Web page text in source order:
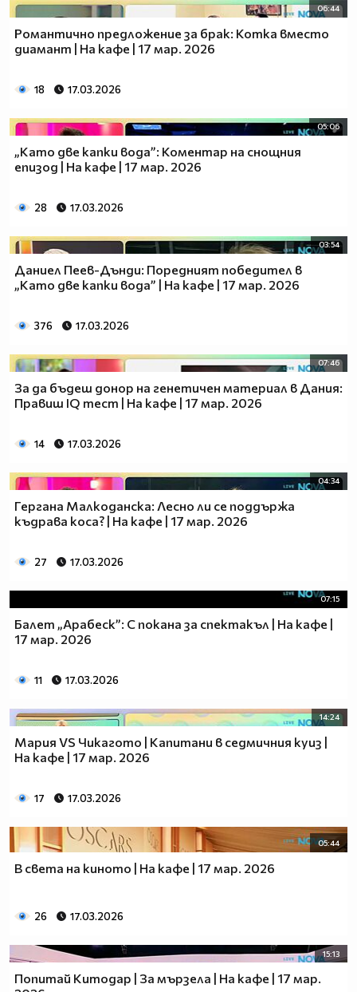
06:44
Романтично предложение за брак: Котка вместо
диамант | На кафе | 17 мар. 2026
18 17.03.2026
05:06
„Като две капки вода”: Коментар на снощния
епизод | На кафе | 17 мар. 2026
28 17.03.2026
03:54
Даниел Пеев-Дънди: Поредният победител в
„Като две капки вода” | На кафе | 17 мар. 2026
376 17.03.2026
07:46
За да бъдеш донор на генетичен материал в Дания:
Правиш IQ тест | На кафе | 17 мар. 2026
14 17.03.2026
04:34
Гергана Малкоданска: Лесно ли се поддържа
къдрава коса? | На кафе | 17 мар. 2026
27 17.03.2026
07:15
Балет „Арабеск”: С покана за спектакъл | На кафе |
17 мар. 2026
11 17.03.2026
14:24
Мария VS Чикагото | Капитани в седмичния куиз |
На кафе | 17 мар. 2026
17 17.03.2026
05:44
В света на киното | На кафе | 17 мар. 2026
26 17.03.2026
15:13
Попитай Китодар | За мързела | На кафе | 17 мар.